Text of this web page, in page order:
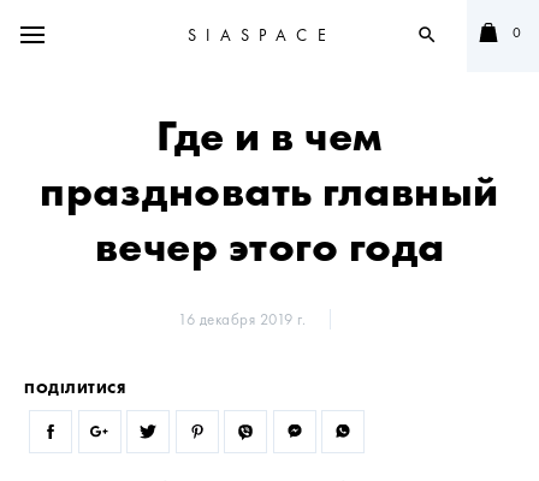
SIASPACE search 0
Где и в чем
праздновать главный
вечер этого года
16 декабря 2019 г.
ПОДІЛИТИСЯ